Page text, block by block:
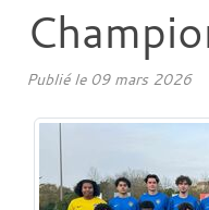
Publié le 09 mars 2026